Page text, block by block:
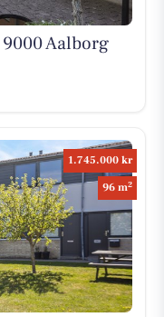
9000 Aalborg
1.745.000 kr
96 m2